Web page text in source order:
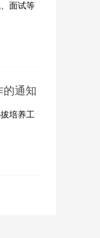
面试等
的通知
培养工